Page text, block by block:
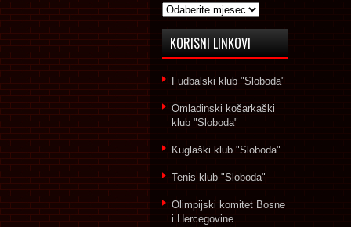
Arhive
KORISNI LINKOVI
Fudbalski klub "Sloboda"
Omladinski košarkaški
klub "Sloboda"
Kuglaški klub "Sloboda"
Tenis klub "Sloboda"
Olimpijski komitet Bosne
i Hercegovine